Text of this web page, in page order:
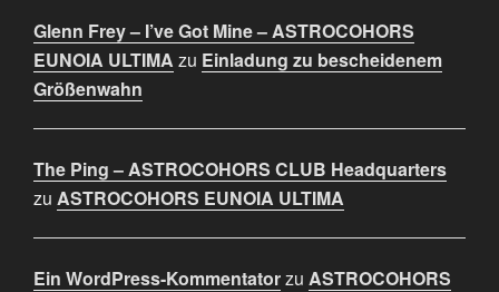
Glenn Frey – I’ve Got Mine – ASTROCOHORS
EUNOIA ULTIMA zu Einladung zu bescheidenem
Größenwahn
The Ping – ASTROCOHORS CLUB Headquarters
zu ASTROCOHORS EUNOIA ULTIMA
Ein WordPress-Kommentatorzu ASTROCOHORS